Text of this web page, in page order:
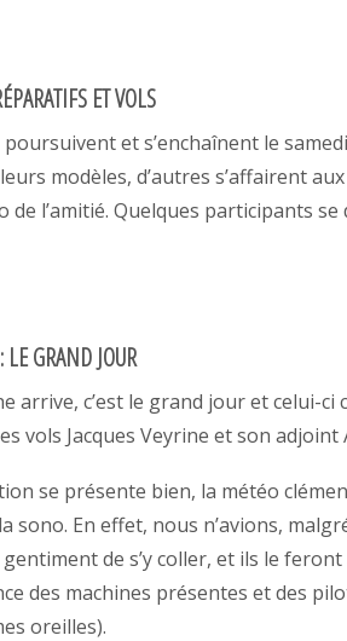
ET VOLS
poursuivent et s’enchaînent le
modèles, d’autres s’affairent
de l’amitié. Quelques participants
GRAND JOUR
arrive, c’est le grand jour et celui-
vols Jacques Veyrine et son adjoint
se présente bien, la météo
sono. En effet, nous n’avions,
de s’y coller, et ils le
des machines présentes et des
oreilles).